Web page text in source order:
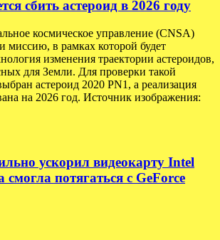
сбить астероид в 2026 году
космическое управление (CNSA)
миссию, в рамках которой будет
изменения траектории астероидов,
для Земли. Для проверки такой
астероид 2020 PN1, а реализация
на 2026 год. Источник изображения:
ускорил видеокарту Intel
потягаться с GeForce